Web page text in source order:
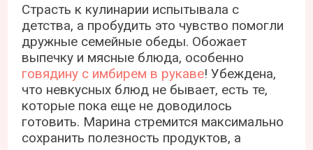
Страсть к кулинарии испытывала с
детства, а пробудить это чувство помогли
дружные семейные обеды. Обожает
выпечку и мясные блюда, особенно
говядину с имбирем в рукаве! Убеждена,
что невкусных блюд не бывает, есть те,
которые пока еще не доводилось
готовить. Марина стремится максимально
сохранить полезность продуктов, а